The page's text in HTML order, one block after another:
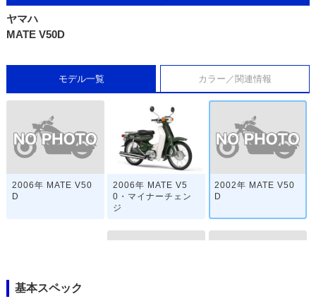
ヤマハ
MATE V50D
モデル一覧 カラー／関連情報
2006年 MATE V50
D
2006年 MATE V5
0・マイナーチェン
ジ
2002年 MATE V50
D
基本スペック